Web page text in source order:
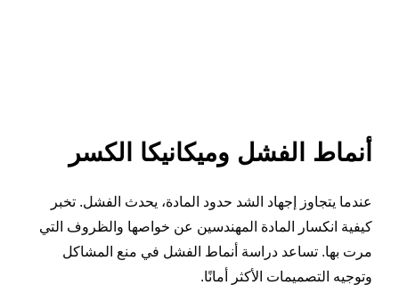
أنماط الفشل وميكانيكا الكسر
عندما يتجاوز إجهاد الشد حدود المادة، يحدث الفشل. تخبر
كيفية انكسار المادة المهندسين عن خواصها والظروف التي
مرت بها. تساعد دراسة أنماط الفشل في منع المشاكل
وتوجيه التصميمات الأكثر أمانًا.